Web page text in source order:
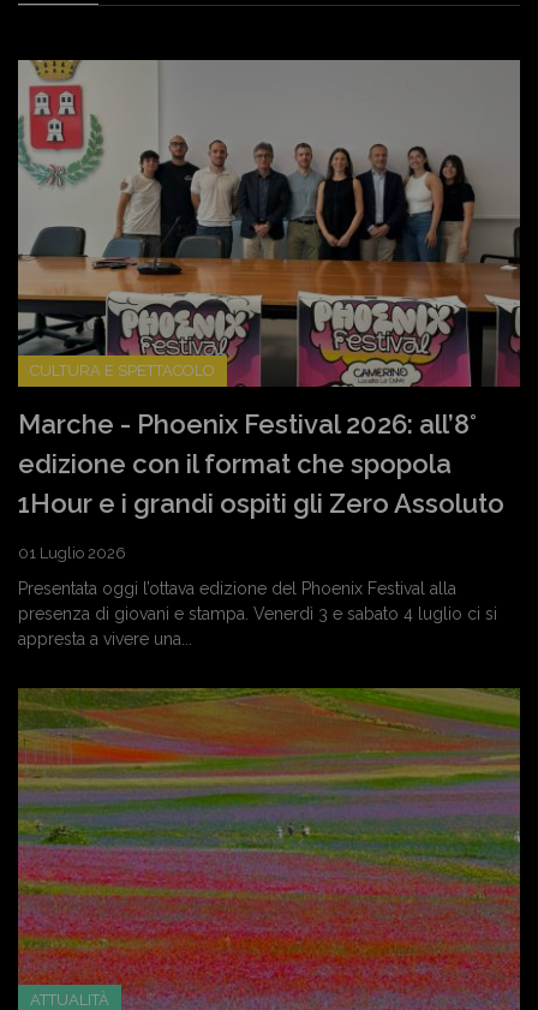
CULTURA E SPETTACOLO
Marche - Phoenix Festival 2026: all’8°
edizione con il format che spopola
1Hour e i grandi ospiti gli Zero Assoluto
01 Luglio 2026
Presentata oggi l’ottava edizione del Phoenix Festival alla
presenza di giovani e stampa. Venerdì 3 e sabato 4 luglio ci si
appresta a vivere una...
ATTUALITÀ